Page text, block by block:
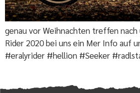
genau vor Weihnachten treffen nach
Rider 2020 bei uns ein Mer Info auf
#eralyrider #hellion #Seeker